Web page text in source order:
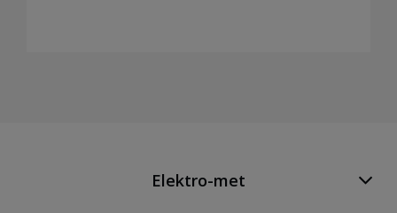
Elektro-met